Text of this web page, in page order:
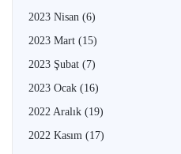
2023 Nisan (6)
2023 Mart (15)
2023 Şubat (7)
2023 Ocak (16)
2022 Aralık (19)
2022 Kasım (17)